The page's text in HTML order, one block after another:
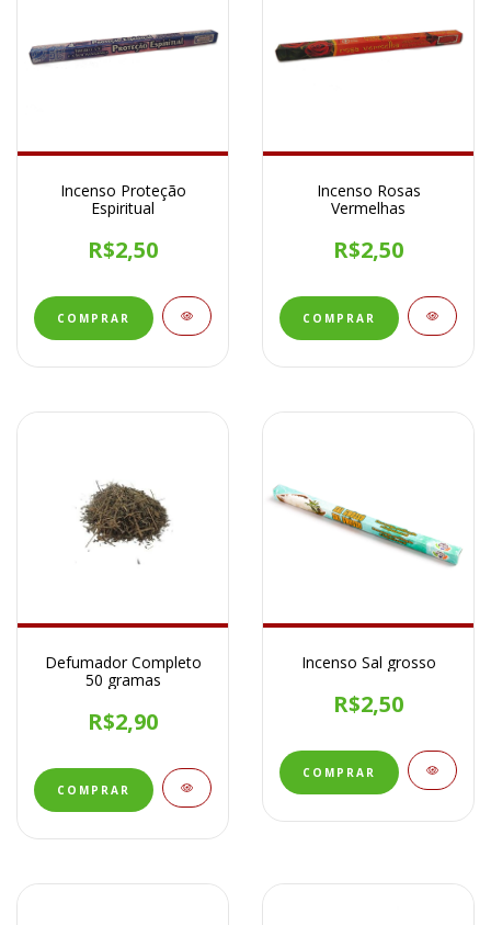
Incenso Proteção
Espiritual
R$2,50
Incenso Rosas
Vermelhas
R$2,50
Defumador Completo
50 gramas
R$2,90
Incenso Sal grosso
R$2,50